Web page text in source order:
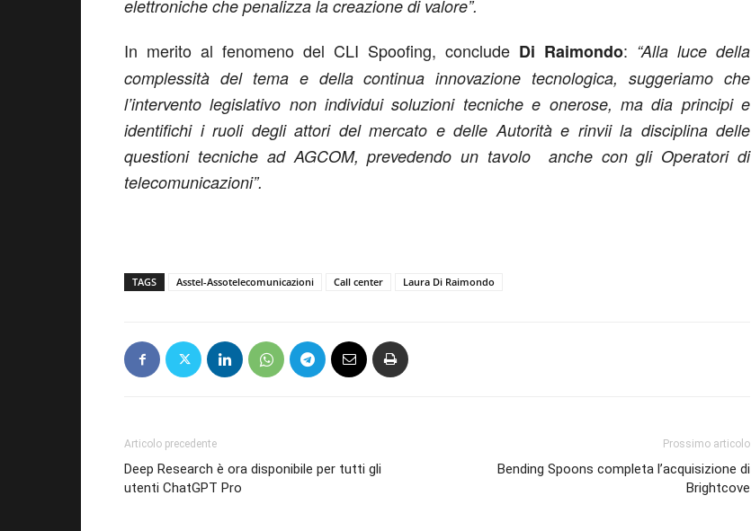
elettroniche che penalizza la creazione di valore”.
In merito al fenomeno del CLI Spoofing, conclude Di Raimondo: “Alla luce della
complessità del tema e della continua innovazione tecnologica, suggeriamo che
l’intervento legislativo non individui soluzioni tecniche e onerose, ma dia principi e
identifichi i ruoli degli attori del mercato e delle Autorità e rinvii la disciplina delle
questioni tecniche ad AGCOM, prevedendo un tavolo anche con gli Operatori di
telecomunicazioni”.
TAGS Asstel-Assotelecomunicazioni Call center Laura Di Raimondo
Articolo precedente
Deep Research è ora disponibile per tutti gli
utenti ChatGPT Pro
Prossimo articolo
Bending Spoons completa l’acquisizione di
Brightcove